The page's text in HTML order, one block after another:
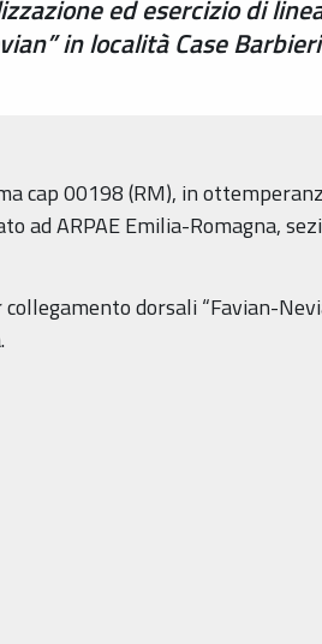
ed esercizio di
in località Case
cap 00198 (RM), in
ad ARPAE Emilia-Romagna,
dorsali “Favian-